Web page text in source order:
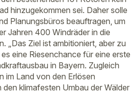
hinzugekommen sei. Daher solle
Planungsbüros beauftragen, um
Jahren 400 Windräder in die
„Das Ziel ist ambitioniert, aber zu
eine Riesenchance für eine erste
in Bayern. Zugleich
im Land von den Erlösen
den klimafesten Umbau der Wälder